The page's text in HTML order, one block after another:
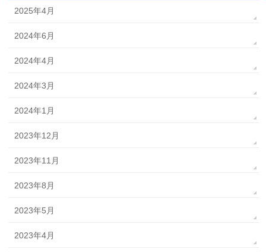
2025年4月
2024年6月
2024年4月
2024年3月
2024年1月
2023年12月
2023年11月
2023年8月
2023年5月
2023年4月